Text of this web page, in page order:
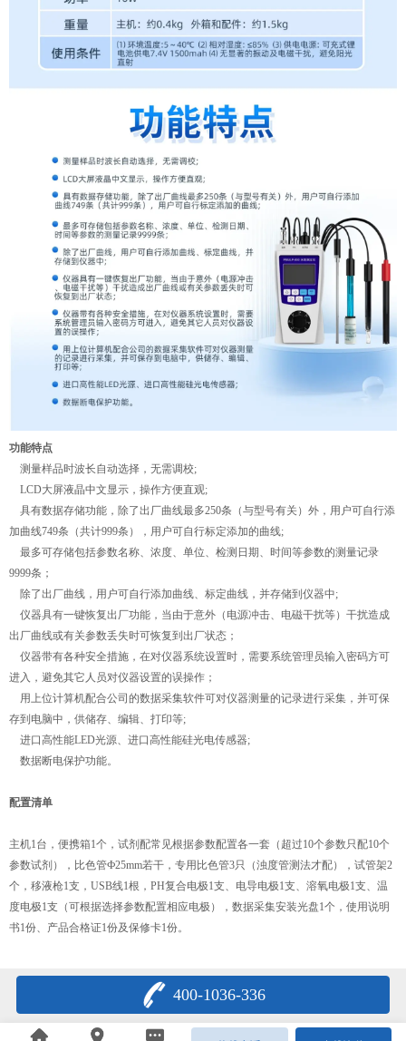
功能特点
测量样品时波长自动选择，无需调校;
LCD大屏液晶中文显示，操作方便直观;
具有数据存储功能，除了出厂曲线最多250条（与型号有关）外，用户可自行添
加曲线749条（共计999条），用户可自行标定添加的曲线;
最多可存储包括参数名称、浓度、单位、检测日期、时间等参数的测量记录
9999条；
除了出厂曲线，用户可自行添加曲线、标定曲线，并存储到仪器中;
仪器具有一键恢复出厂功能，当由于意外（电源冲击、电磁干扰等）干扰造成
出厂曲线或有关参数丢失时可恢复到出厂状态；
仪器带有各种安全措施，在对仪器系统设置时，需要系统管理员输入密码方可
进入，避免其它人员对仪器设置的误操作；
用上位计算机配合公司的数据采集软件可对仪器测量的记录进行采集，并可保
存到电脑中，供储存、编辑、打印等;
进口高性能LED光源、进口高性能硅光电传感器;
数据断电保护功能。
配置清单
主机1台，便携箱1个，试剂配常见根据参数配置各一套（超过10个参数只配10个
参数试剂），比色管Ф25mm若干，专用比色管3只（浊度管测法才配），试管架2
个，移液枪1支，USB线1根，PH复合电极1支、电导电极1支、溶氧电极1支、温
度电极1支（可根据选择参数配置相应电极），数据采集安装光盘1个，使用说明
书1份、产品合格证1份及保修卡1份。
400-1036-336